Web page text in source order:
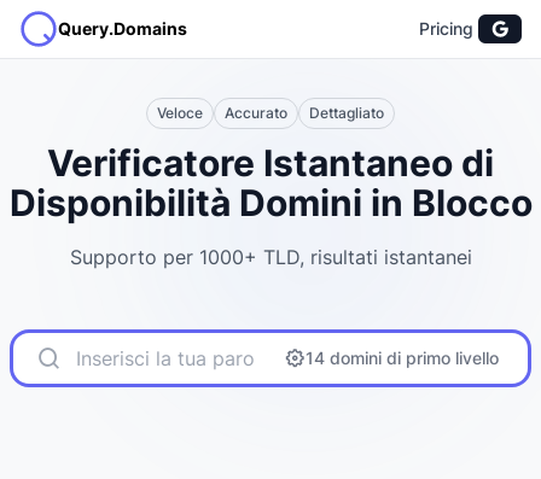
Query.Domains Pricing
Veloce Accurato Dettagliato
Verificatore Istantaneo di
Disponibilità Domini in Blocco
Supporto per 1000+ TLD, risultati istantanei
14 domini di primo livello